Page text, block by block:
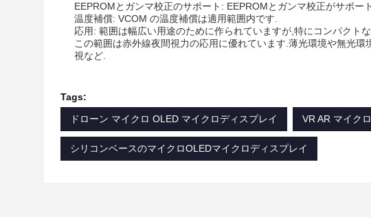
EEPROMとガンマ校正のサポート: EEPROMとガンマ校正がサポー
温度補償: VCOM の温度補償は適用範囲内です.
応用: 範囲は幅広い用途のために作られていますが,特にコンパクト
この範囲は赤外線夜間視力の応用に優れています.薄光環境や無光
視など.
Tags:
ドローン マイクロ OLED マイクロディスプレイ
VR AR マイク
シリコンベースのマイクロOLEDマイクロディスプレイ